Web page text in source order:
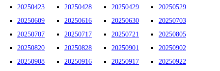
20250423
20250428 20250429
20250529
20250609
20250616 20250630
20250703
20250707
20250717 20250721
20250805
20250820
20250828 20250901
20250902
20250908
20250916 20250917
20250922